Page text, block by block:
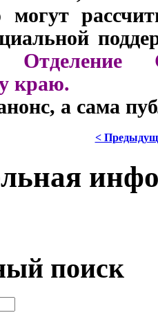
могут
краю.
а сама
<
поиск